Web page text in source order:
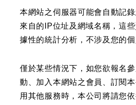
本網站之伺服器可能會自動記錄
來自的IP位址及網域名稱，這
據性的統計分析，不涉及您的個
僅於某些情況下，如您欲報名
動、加入本網站之會員、訂閱
用其他服務時，本公司將請您